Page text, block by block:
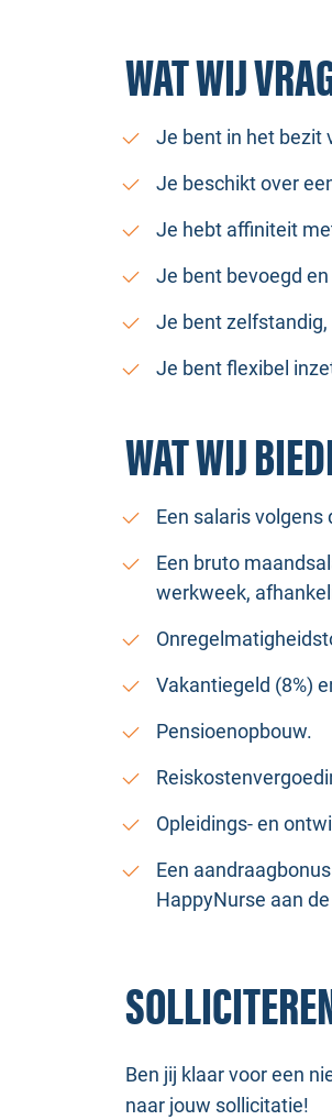
WAT WIJ
Je bent in het bezit
Je beschikt over
Je hebt affiniteit
Je bent bevoegd
Je bent
Je bent flexibel
WAT WIJ
Een salaris volgens
Een bruto
werkweek,
Vakantiegeld (8%)
Pensioenopbouw.
Opleidings- en
Een
HappyNurse aan
Ben jij klaar voor een
naar jouw sollicitatie!